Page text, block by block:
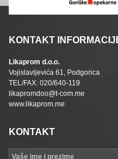
KONTAKT
Likaprom d.o.o.
Vojislavljevića 61, Podgorica
TEL/FAX: 020/640-119
likapromdoo@t-com.me
www.likaprom.me
KONTAKT